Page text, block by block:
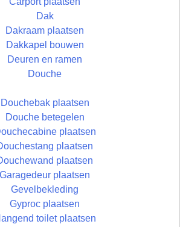
Dak
Dakraam plaatsen
Dakkapel bouwen
Deuren en ramen
Douche
Douchebak plaatsen
Douche betegelen
plaatsen
plaatsen
plaatsen
Garagedeur plaatsen
Gevelbekleding
Gyproc plaatsen
toilet plaatsen